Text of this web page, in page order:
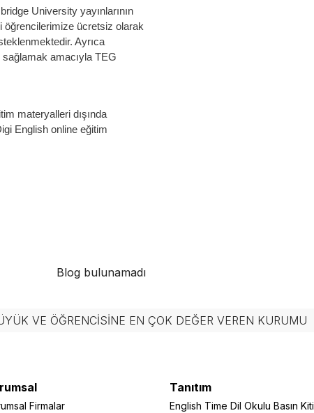
University yayınlarının
öğrencilerimize ücretsiz olarak
Ayrıca
amacıyla TEG
materyalleri dışında
English online eğitim
Blog bulunamadı
VE ÖĞRENCISINE EN ÇOK DEĞER VEREN KURUMU
Firmalar
Tanıtım
English Time Dil Okulu Basın Kiti